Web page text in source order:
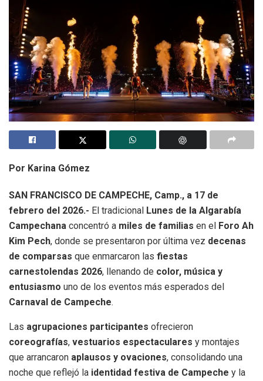
Por Karina Gómez
SAN FRANCISCO DE CAMPECHE, Camp., a 17 de
febrero del 2026.- El tradicional Lunes de la Algarabía
Campechana concentró a miles de familias en el Foro Ah
Kim Pech, donde se presentaron por última vez decenas
de comparsas que enmarcaron las fiestas
carnestolendas 2026, llenando de color, música y
entusiasmo uno de los eventos más esperados del
Carnaval de Campeche.
Las agrupaciones participantes ofrecieron
coreografías, vestuarios espectaculares y montajes
que arrancaron aplausos y ovaciones, consolidando una
noche que reflejó la identidad festiva de Campeche y la